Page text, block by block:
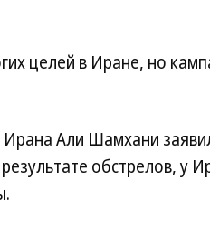
целей в Иране, но
Ирана Али Шамхани
обстрелов, у